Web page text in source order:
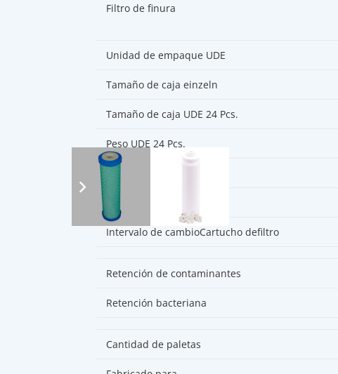
Filtro de finura
Unidad de empaque UDE
Tamaño de caja einzeln
Tamaño de caja UDE 24 Pcs.
Peso UDE 24 Pcs.
Número de aduanas
Número de EAN
Intervalo de cambioCartucho defiltro
Retención de contaminantes
Retención bacteriana
Cantidad de paletas